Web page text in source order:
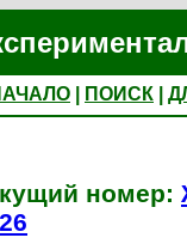
ПОИСК
номер: